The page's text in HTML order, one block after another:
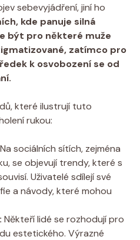
sebevyjádření, jiní ho
kde panuje silná
být pro některé muže
zatímco pro
k osvobození se od
které ilustrují tuto
rukou:
Na sociálních sítích, zejména
se objevují trendy, které s
Uživatelé sdílejí své
a návody, které mohou
Někteří lidé se rozhodují pro
estetického. Výrazné